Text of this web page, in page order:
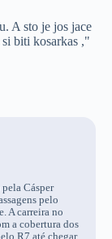
A sto je jos jace
biti kosarkas ,"
Cásper
pelo
A carreira no
a cobertura dos
R7 até chegar